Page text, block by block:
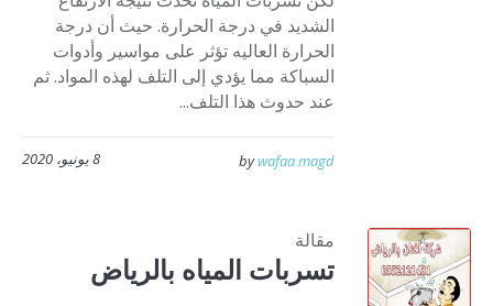
الشديد في درجة الحرارة. حيث أن درجة
الحرارة العاليه تؤثر على مواسير وأدوات
السباكة مما يؤدي إلى التلف لهذه المواد. ثم
عند حدوث هذا التلف...
8 يونيو، 2020 bywafaa magd
مقالة
تسربات المياه بالرياض